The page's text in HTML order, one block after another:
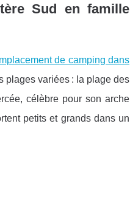
Sud en famille
de camping dans
plages variées : la plage des
célèbre pour son arche
petits et grands dans un